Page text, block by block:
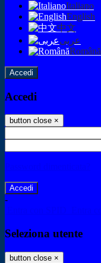
Italiano
English
中文
عربى
Română
Accedi
Accedi
button close ×
-
Seleziona utente
button close ×